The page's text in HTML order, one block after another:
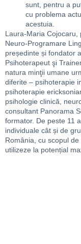
sunt, pentru a
cu problema
acestuia.
Laura-Maria Cojocaru,
Neuro-Programare
președinte și fondator
Psihoterapeut şi
natura minţii umane
diferite – psihoterapie
psihoterapie
psihologie clinică,
consultant Panorama
formator. De peste 11
individuale cât și de
România, cu scopul
utilizeze la potențial